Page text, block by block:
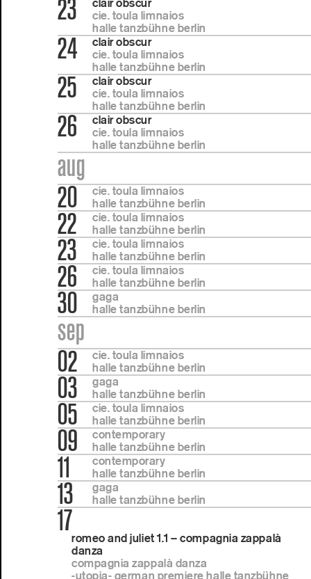
23
clair obscur
cie. toula limnaios
halle tanzbühne berlin
24
clair obscur
cie. toula limnaios
halle tanzbühne berlin
25
clair obscur
cie. toula limnaios
halle tanzbühne berlin
26
clair obscur
cie. toula limnaios
halle tanzbühne berlin
aug
20
cie. toula limnaios
halle tanzbühne berlin
22
cie. toula limnaios
halle tanzbühne berlin
23
cie. toula limnaios
halle tanzbühne berlin
26
cie. toula limnaios
halle tanzbühne berlin
30
gaga
halle tanzbühne berlin
sep
02
cie. toula limnaios
halle tanzbühne berlin
03
gaga
halle tanzbühne berlin
05
cie. toula limnaios
halle tanzbühne berlin
09
contemporary
halle tanzbühne berlin
11
contemporary
halle tanzbühne berlin
13
gaga
halle tanzbühne berlin
17
romeo and juliet 1.1 – compagnia zappalà
danza
compagnia zappalà danza
-utopia- german premiere halle tanzbühne